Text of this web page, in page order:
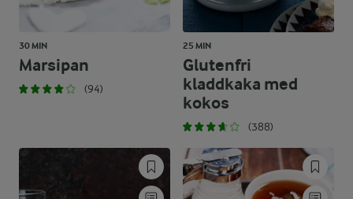
30 MIN
Marsipan
(94)
25 MIN
Glutenfri
kladdkaka med
kokos
(388)